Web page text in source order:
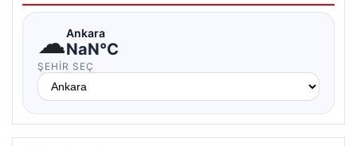
☁Ankara
NaN°C
ŞEHIR SEÇ